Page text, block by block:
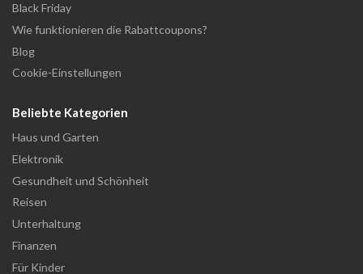
Black Friday
Wie funktionieren die Rabattcoupons?
Blog
Cookie-Einstellungen
Beliebte Kategorien
Haus und Garten
Elektronik
Gesundheit und Schönheit
Reisen
Unterhaltung
Finanzen
Für Kinder